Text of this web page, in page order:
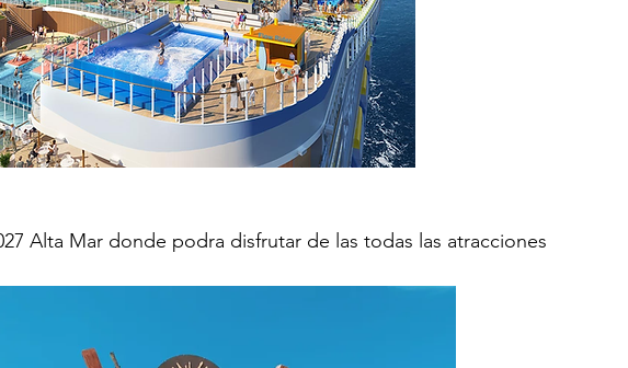
Alta Mar donde podra disfrutar de las todas las atracciones